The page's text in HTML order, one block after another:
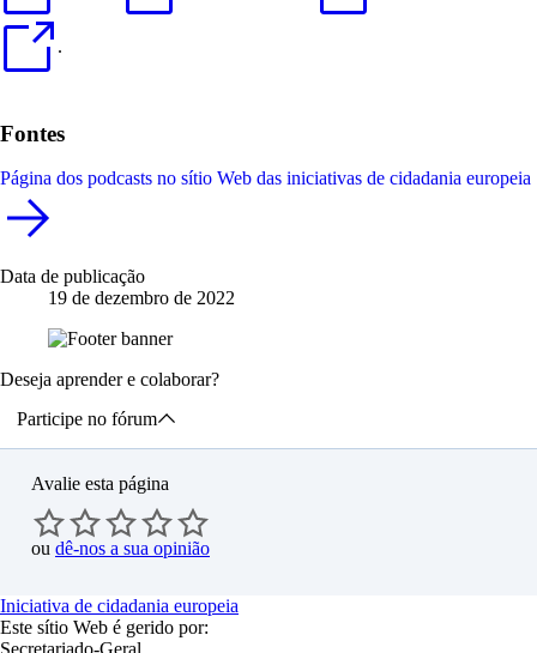
.
Fontes
Página dos podcasts no sítio Web das iniciativas de cidadania europeia
Data de publicação
19 de dezembro de 2022
Deseja aprender e colaborar?
Participe no fórum
Avalie esta página
ou dê-nos a sua opinião
Iniciativa de cidadania europeia
Este sítio Web é gerido por: